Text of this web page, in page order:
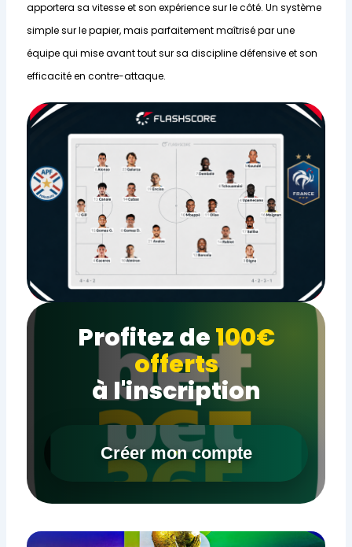
apportera sa vitesse et son expérience sur le côté. Un système
simple sur le papier, mais parfaitement maîtrisé par une
équipe qui mise avant tout sur sa discipline défensive et son
efficacité en contre-attaque.
Profitez de100€
offerts
à l'inscription
Créer mon compte